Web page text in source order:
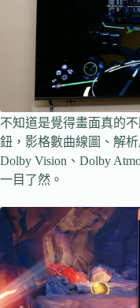
不知道是覺得畫面真的
鈕，影格數曲線圖、解
Dolby Vision、Dolby
一目了然。